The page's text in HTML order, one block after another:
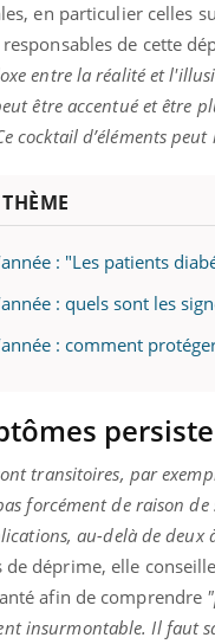
en particulier celles
de cette
entre la réalité et
être accentué et être
cocktail d’éléments
: "Les patients
: quels sont les
: comment
transitoires, par
forcément de raison
au-delà de
de déprime, elle
afin de comprendre
insurmontable. Il faut